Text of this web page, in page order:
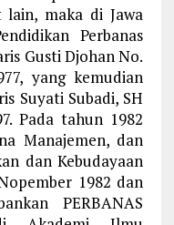
lain, maka di Jawa
Perbanas
Gusti Djohan No.
yang kemudian
Suyati Subadi, SH
Pada tahun 1982
Manajemen, dan
dan Kebudayaan
1982 dan
PERBANAS